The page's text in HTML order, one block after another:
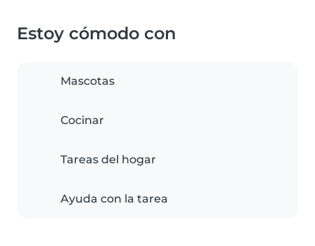
Estoy cómodo con
Mascotas
Cocinar
Tareas del hogar
Ayuda con la tarea